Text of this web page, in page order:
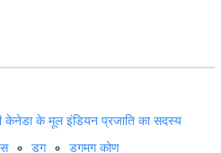
केनेडा के मूल इंडियन प्रजाति का सदस्य
डग डगमग कोण